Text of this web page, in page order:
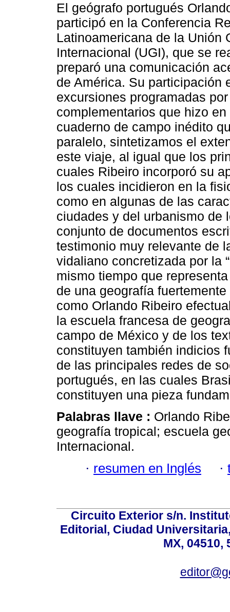
El geógrafo portugués
participó en la Conferencia
Latinoamericana de la Unión
Internacional (UGI), que se
preparó una comunicación
de América. Su participación
excursiones programadas
complementarios que hizo
cuaderno de campo inédito
paralelo, sintetizamos el
este viaje, al igual que los
cuales Ribeiro incorporó su
los cuales incidieron en la
como en algunas de las
ciudades y del urbanismo de
conjunto de documentos
testimonio muy relevante de
vidaliano concretizada por la
mismo tiempo que
de una geografía
como Orlando Ribeiro
la escuela francesa de
campo de México y de los
constituyen también indicios
de las principales redes de
portugués, en las cuales
constituyen una pieza
Palabras llave : Orlando
geografía tropical; escuela
Internacional.
· resumen en Inglés ·
Circuito Exterior s/n.
Editorial, Ciudad
MX, 04510,